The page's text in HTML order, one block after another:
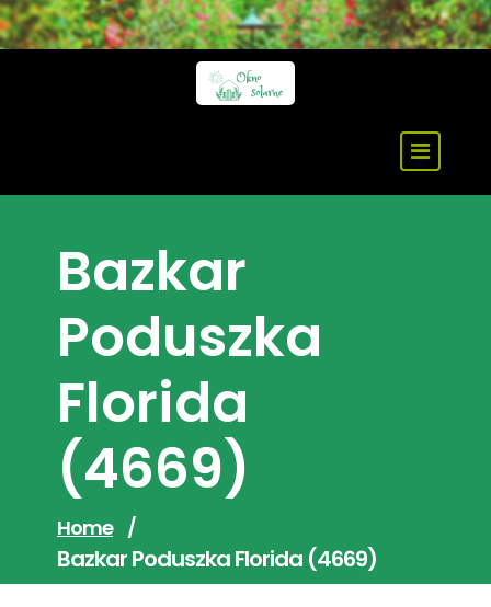
Skip
to
Bazkar
Poduszka
Florida
(4669)
Home /
Bazkar Poduszka Florida (4669)